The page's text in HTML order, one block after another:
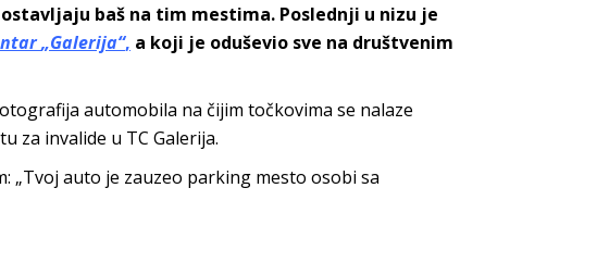
baš na tim mestima. Poslednji u nizu je
„Galerija“, a koji je oduševio sve na društvenim
automobila na čijim točkovima se nalaze
za invalide u TC Galerija.
„Tvoj auto je zauzeo parking mesto osobi sa